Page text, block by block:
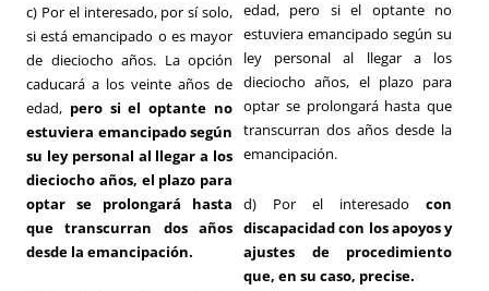
c) Por el interesado, por sí solo,
si está emancipado o es mayor
de dieciocho años. La opción
caducará a los veinte años de
edad, pero si el optante no
estuviera emancipado según
su ley personal al llegar a los
dieciocho años, el plazo para
optar se prolongará hasta
que transcurran dos años
desde la emancipación.
edad, pero si el optante no
estuviera emancipado según su
ley personal al llegar a los
dieciocho años, el plazo para
optar se prolongará hasta que
transcurran dos años desde la
emancipación.
d) Por el interesado con
discapacidad con los apoyos y
ajustes de procedimiento
que, en su caso, precise.